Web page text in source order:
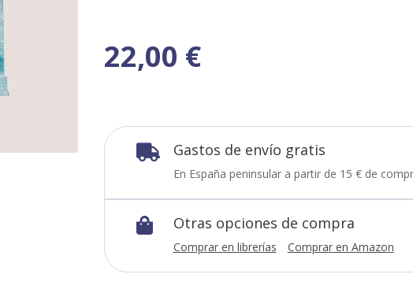
22,00 €
 Gastos de envío gratis
En España peninsular a partir de 15 € de
 Otras opciones de compra
Comprar en librerías Comprar en Amazon